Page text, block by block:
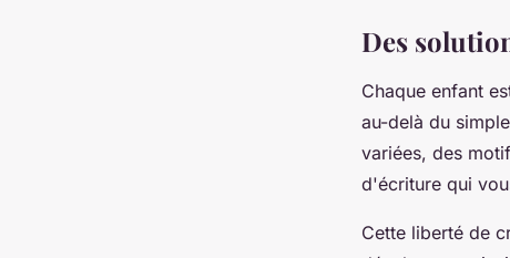
Des
Chaque enfant
au-delà du
variées, des
d'écriture qui
Cette liberté de